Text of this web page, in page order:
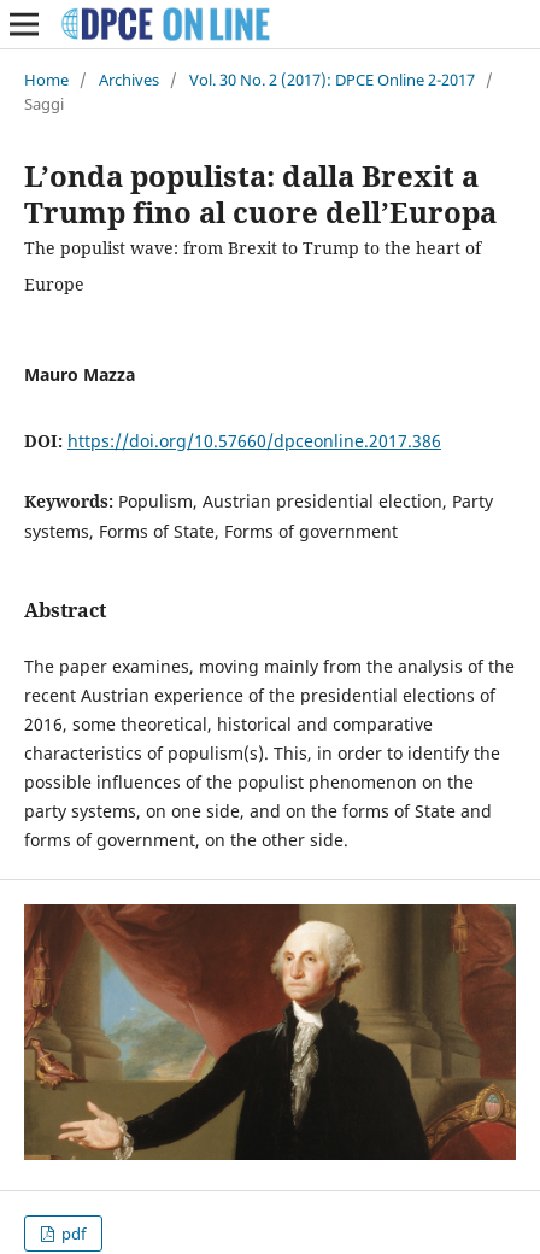
Home / Archives / Vol. 30 No. 2 (2017): DPCE Online 2-2017 /
Saggi
L’onda populista: dalla Brexit a
Trump fino al cuore dell’Europa
The populist wave: from Brexit to Trump to the heart of
Europe
Mauro Mazza
DOI: https://doi.org/10.57660/dpceonline.2017.386
Keywords: Populism, Austrian presidential election, Party
systems, Forms of State, Forms of government
Abstract
The paper examines, moving mainly from the analysis of the
recent Austrian experience of the presidential elections of
2016, some theoretical, historical and comparative
characteristics of populism(s). This, in order to identify the
possible influences of the populist phenomenon on the
party systems, on one side, and on the forms of State and
forms of government, on the other side.
pdf